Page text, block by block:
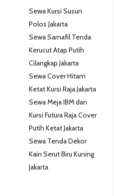
Sewa Kursi Susun
Polos Jakarta
Sewa Sarnafil Tenda
Kerucut Atap Putih
Cilangkap Jakarta
Sewa Cover Hitam
Ketat Kursi Raja Jakarta
Sewa Meja IBM dan
Kursi Futura Raja Cover
Putih Ketat Jakarta
Sewa Tenda Dekor
Kain Serut Biru Kuning
Jakarta